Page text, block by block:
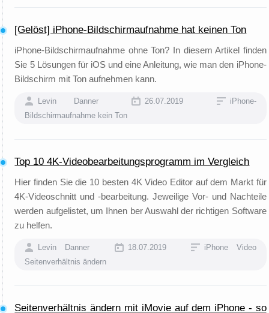
[Gelöst] iPhone-Bildschirmaufnahme hat keinen Ton
iPhone-Bildschirmaufnahme ohne Ton? In diesem Artikel finden
Sie 5 Lösungen für iOS und eine Anleitung, wie man den iPhone-
Bildschirm mit Ton aufnehmen kann.
Levin Danner 26.07.2019
iPhone-
Bildschirmaufnahme kein Ton
Top 10 4K-Videobearbeitungsprogramm im Vergleich
Hier finden Sie die 10 besten 4K Video Editor auf dem Markt für
4K-Videoschnitt und -bearbeitung. Jeweilige Vor- und Nachteile
werden aufgelistet, um Ihnen ber Auswahl der richtigen Software
zu helfen.
Levin Danner 18.07.2019
iPhone Video
Seitenverhältnis ändern
Seitenverhältnis ändern mit iMovie auf dem iPhone - so